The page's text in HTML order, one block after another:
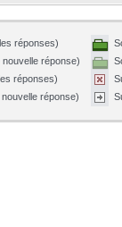
réponses)
réponse)
réponses)
réponse)